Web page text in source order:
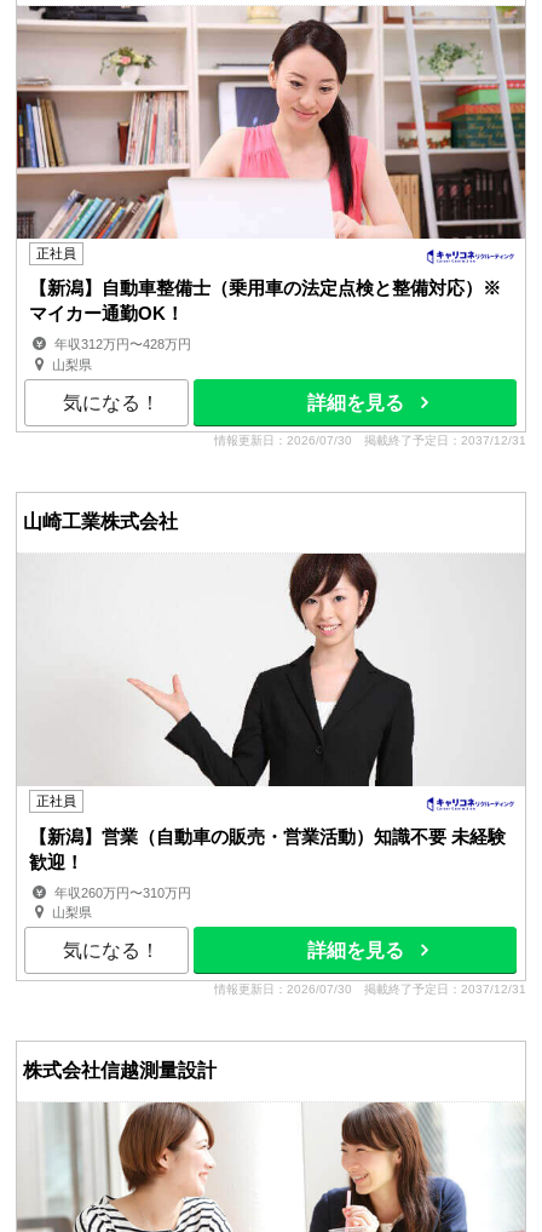
正社員
【新潟】自動車整備士（乗用車の法定点検と整備対応）※
マイカー通勤OK！
年収312万円〜428万円
山梨県
気になる！ 詳細を見る
情報更新日：2026/07/30 掲載終了予定日：2037/12/31
山崎工業株式会社
正社員
【新潟】営業（自動車の販売・営業活動）知識不要 未経験
歓迎！
年収260万円〜310万円
山梨県
気になる！ 詳細を見る
情報更新日：2026/07/30 掲載終了予定日：2037/12/31
株式会社信越測量設計